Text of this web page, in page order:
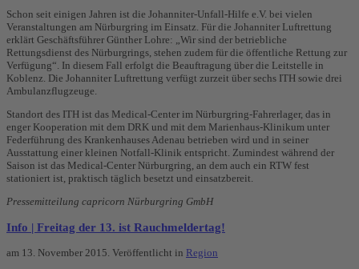
Schon seit einigen Jahren ist die Johanniter-Unfall-Hilfe e.V. bei vielen
Veranstaltungen am Nürburgring im Einsatz. Für die Johanniter Luftrettung
erklärt Geschäftsführer Günther Lohre: „Wir sind der betriebliche
Rettungsdienst des Nürburgrings, stehen zudem für die öffentliche Rettung zur
Verfügung“. In diesem Fall erfolgt die Beauftragung über die Leitstelle in
Koblenz. Die Johanniter Luftrettung verfügt zurzeit über sechs ITH sowie drei
Ambulanzflugzeuge.
Standort des ITH ist das Medical-Center im Nürburgring-Fahrerlager, das in
enger Kooperation mit dem DRK und mit dem Marienhaus-Klinikum unter
Federführung des Krankenhauses Adenau betrieben wird und in seiner
Ausstattung einer kleinen Notfall-Klinik entspricht. Zumindest während der
Saison ist das Medical-Center Nürburgring, an dem auch ein RTW fest
stationiert ist, praktisch täglich besetzt und einsatzbereit.
Pressemitteilung capricorn Nürburgring GmbH
Info | Freitag der 13. ist Rauchmeldertag!
am 13. November 2015. Veröffentlicht in Region